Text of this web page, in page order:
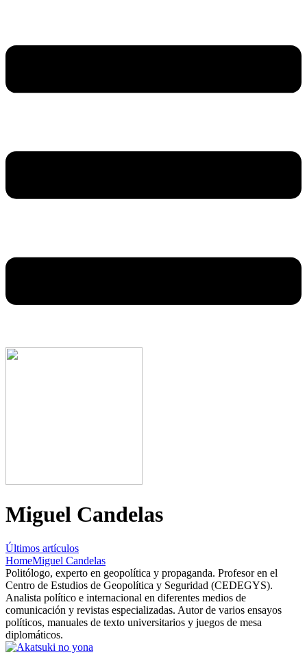
Miguel Candelas
Últimos artículos
HomeMiguel Candelas
Politólogo, experto en geopolítica y propaganda. Profesor en el
Centro de Estudios de Geopolítica y Seguridad (CEDEGYS).
Analista político e internacional en diferentes medios de
comunicación y revistas especializadas. Autor de varios ensayos
políticos, manuales de texto universitarios y juegos de mesa
diplomáticos.